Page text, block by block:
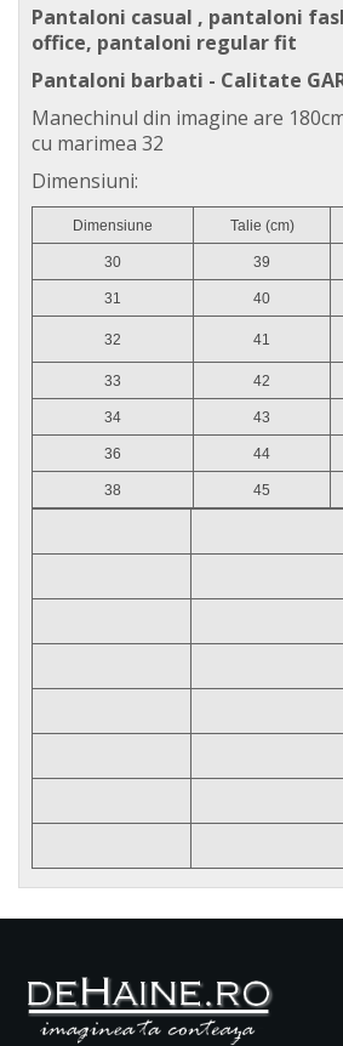
Pantaloni casual , pantaloni
office, pantaloni regular fit
Pantaloni barbati - Calitate
Manechinul din imagine are
cu marimea 32
Dimensiuni:
Dimensiune Talie (cm)
30 39
31 40
32 41
33 42
34 43
36 44
38 45